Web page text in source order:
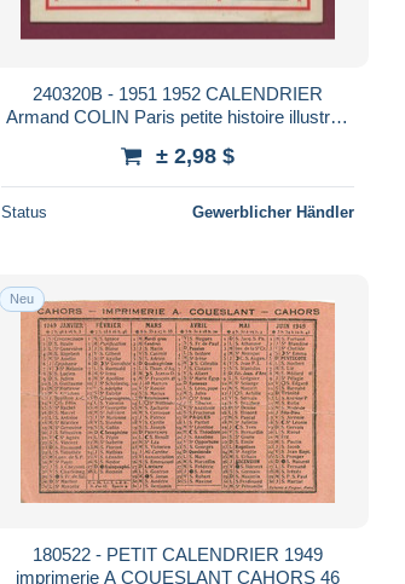
240320B - 1951 1952 CALENDRIER
Armand COLIN Paris petite histoire illustrée
± 2,98 $
Status Gewerblicher Händler
Neu
180522 - PETIT CALENDRIER 1949
imprimerie A COUESLANT CAHORS 46